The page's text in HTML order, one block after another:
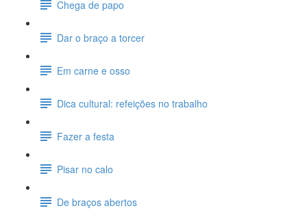
Chega de papo
Dar o braço a torcer
Em carne e osso
Dica cultural: refeições no trabalho
Fazer a festa
Pisar no calo
De braços abertos